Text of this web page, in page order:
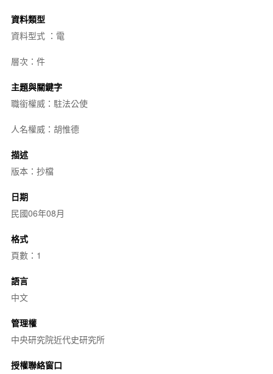
資料類型
資料型式 ：電
層次：件
主題與關鍵字
職銜權威：駐法公使
人名權威：胡惟德
描述
版本：抄檔
日期
民國06年08月
格式
頁數：1
語言
中文
管理權
中央研究院近代史研究所
授權聯絡窗口